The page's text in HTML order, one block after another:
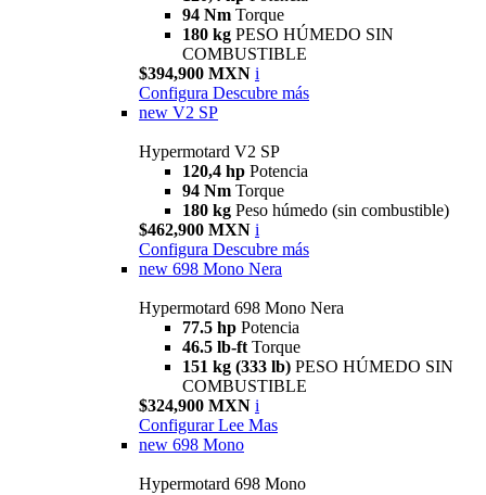
94 Nm Torque
180 kg PESO HÚMEDO SIN
COMBUSTIBLE
$394,900 MXN i
Configura Descubre más
new V2 SP
Hypermotard V2 SP
120,4 hp Potencia
94 Nm Torque
180 kg Peso húmedo (sin combustible)
$462,900 MXN i
Configura Descubre más
new 698 Mono Nera
Hypermotard 698 Mono Nera
77.5 hp Potencia
46.5 lb-ft Torque
151 kg (333 lb) PESO HÚMEDO SIN
COMBUSTIBLE
$324,900 MXN i
Configurar Lee Mas
new 698 Mono
Hypermotard 698 Mono